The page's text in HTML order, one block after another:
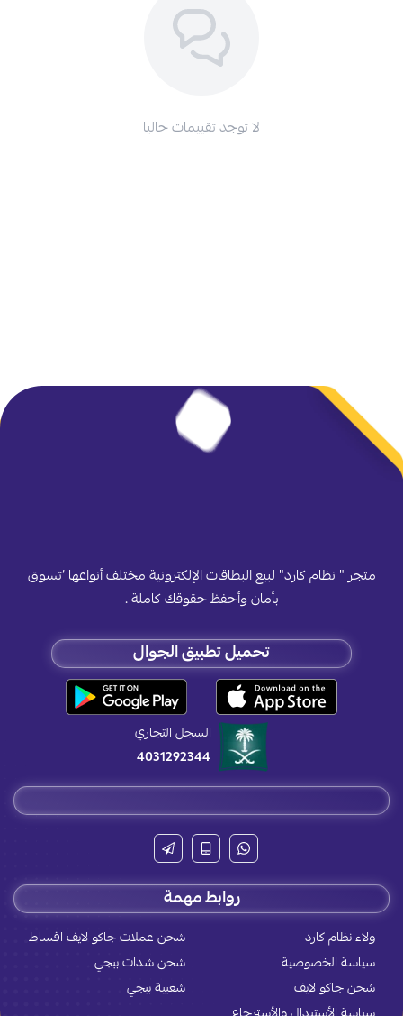
اطلب المنتج
لا توجد تقييمات حاليا
متجر " نظام كارد" لبيع البطاقات الإلكترونية مختلف أنواعها ’تسوق
بأمان وأحفظ حقوقك كاملة .
تحميل تطبيق الجوال
السجل التجاري
4031292344
روابط مهمة
ولاء نظام كارد
شحن عملات جاكو لايف اقساط
سياسة الخصوصية
شحن شدات ببجي
شحن جاكو لايف
شعبية ببجي